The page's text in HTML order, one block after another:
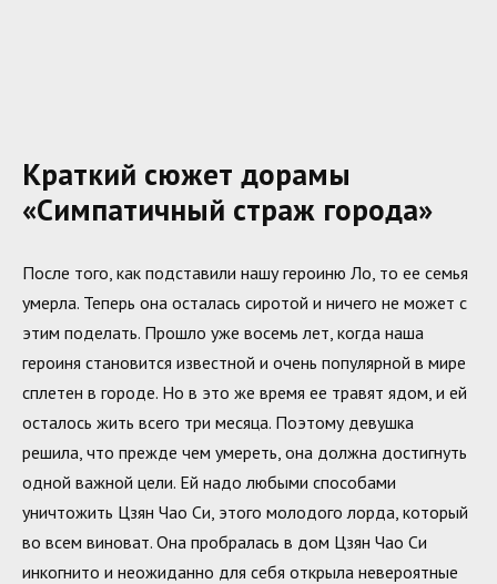
Краткий сюжет дорамы
«Симпатичный страж города»
После того, как подставили нашу героиню Ло, то ее семья
умерла. Теперь она осталась сиротой и ничего не может с
этим поделать. Прошло уже восемь лет, когда наша
героиня становится известной и очень популярной в мире
сплетен в городе. Но в это же время ее травят ядом, и ей
осталось жить всего три месяца. Поэтому девушка
решила, что прежде чем умереть, она должна достигнуть
одной важной цели. Ей надо любыми способами
уничтожить Цзян Чао Си, этого молодого лорда, который
во всем виноват. Она пробралась в дом Цзян Чао Си
инкогнито и неожиданно для себя открыла невероятные